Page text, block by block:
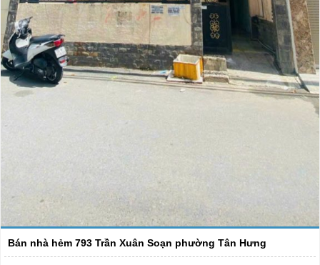
Bán nhà hẻm 793 Trần Xuân Soạn phường Tân Hưng